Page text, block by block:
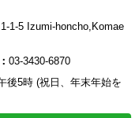
1-5 Izumi-honcho,Komae
03-3430-6870
後5時 (祝日、年末年始を